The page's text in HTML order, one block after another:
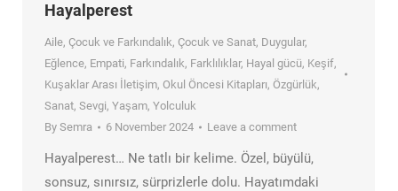
Hayalperest
Aile, Çocuk ve Farkındalık, Çocuk ve Sanat, Duygular,
Eğlence, Empati, Farkındalık, Farklılıklar, Hayal gücü, Keşif,
Kuşaklar Arası İletişim, Okul Öncesi Kitapları, Özgürlük,
Sanat, Sevgi, Yaşam, Yolculuk
By Semra 6 November 2024 Leave a comment
Hayalperest… Ne tatlı bir kelime. Özel, büyülü,
sonsuz, sınırsız, sürprizlerle dolu. Hayatımdaki